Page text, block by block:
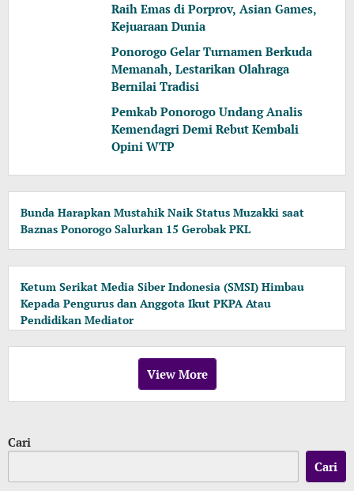
Raih Emas di Porprov, Asian Games,
Kejuaraan Dunia
Ponorogo Gelar Turnamen Berkuda
Memanah, Lestarikan Olahraga
Bernilai Tradisi
Pemkab Ponorogo Undang Analis
Kemendagri Demi Rebut Kembali
Opini WTP
Bunda Harapkan Mustahik Naik Status Muzakki saat
Baznas Ponorogo Salurkan 15 Gerobak PKL
Ketum Serikat Media Siber Indonesia (SMSI) Himbau
Kepada Pengurus dan Anggota Ikut PKPA Atau
Pendidikan Mediator
View More
Cari
Cari